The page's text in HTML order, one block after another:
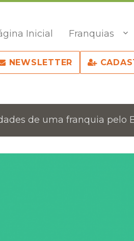
Inicial Franquias
NEWSLETTER
de uma franquia pelo